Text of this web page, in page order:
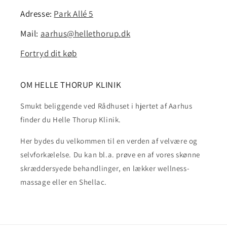
Adresse: Park Allé 5
Mail: aarhus@hellethorup.dk
Fortryd dit køb
OM HELLE THORUP KLINIK
Smukt beliggende ved Rådhuset i hjertet af Aarhus
finder du Helle Thorup Klinik.
Her bydes du velkommen til en verden af velvære og
selvforkælelse. Du kan bl.a. prøve en af vores skønne
skræddersyede behandlinger, en lækker wellness-
massage eller en Shellac.